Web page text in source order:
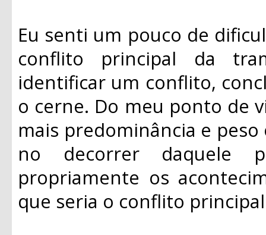
Eu senti um pouco de
conflito principal da
identificar um conflito,
o cerne. Do meu ponto de
mais predominância e
no decorrer daquele
propriamente os
que seria o conflito